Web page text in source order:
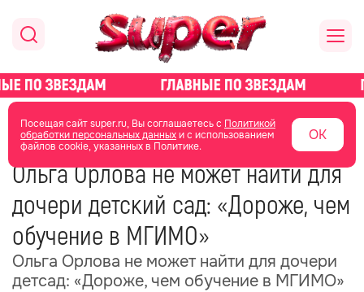
Посещая сайт super.ru, Вы соглашаетесь с Политикой
обработки персональных данныхи с использованием
файлов cookie, указанных в Политике.
ОК
главная новости о звездах новости
18 мая 20:19
Ольга Орлова не может найти для
дочери детский сад: «Дороже, чем
обучение в МГИМО»
Ольга Орлова не может найти для дочери
детсад: «Дороже, чем обучение в МГИМО»